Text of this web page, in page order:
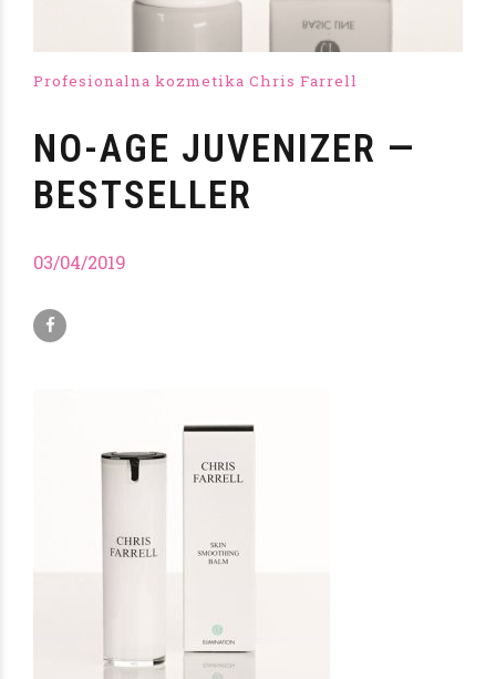
Profesionalna kozmetika Chris Farrell
NO-AGE JUVENIZER —
BESTSELLER
03/04/2019